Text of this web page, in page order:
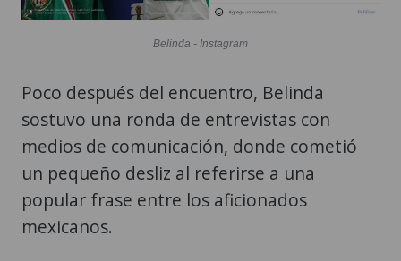
Belinda - Instagram
Poco después del encuentro, Belinda
sostuvo una ronda de entrevistas con
medios de comunicación, donde cometió
un pequeño desliz al referirse a una
popular frase entre los aficionados
mexicanos.